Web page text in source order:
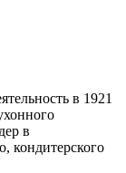
в 1921
в
кондитерского